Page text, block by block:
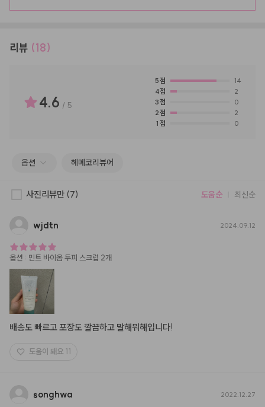
리뷰 (18)
4.6 / 5
5점
14
4점
2
3점
0
2점
2
1 점 0
옵션 헤메코리뷰어
사진리뷰만 (7) 도움순 최신순
wjdtn 2024.09.12
옵션 : 민트 바이옴 두피 스크럽 2개
배송도 빠르고 포장도 깔끔하고 말해뭐해입니다!
도움이 돼요 11
songhwa 2022.12.27